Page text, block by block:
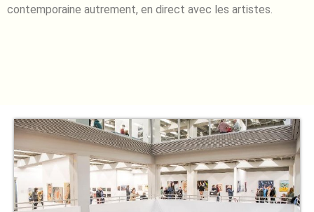
contemporaine autrement, en direct avec les artistes.